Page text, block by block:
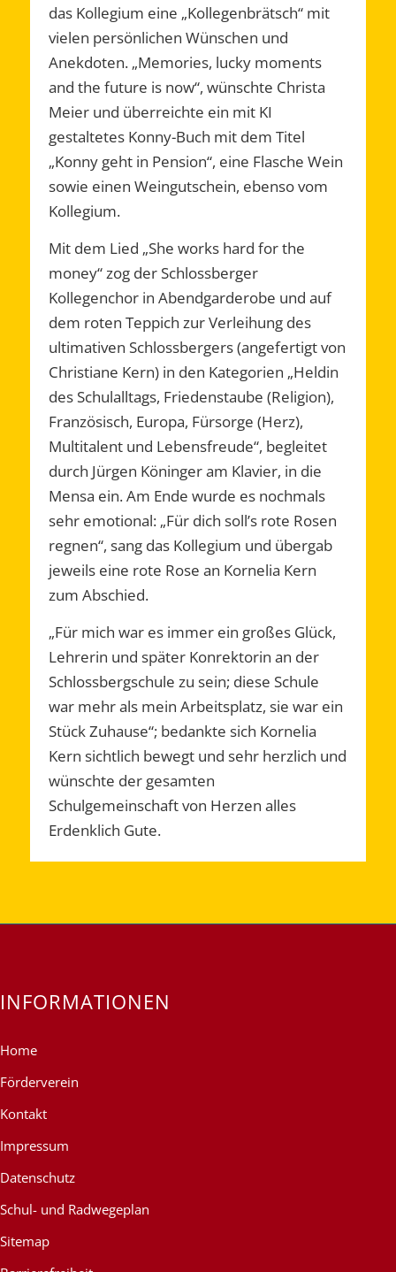
das Kollegium eine „Kollegenbrätsch“ mit
vielen persönlichen Wünschen und
Anekdoten. „Memories, lucky moments
and the future is now“, wünschte Christa
Meier und überreichte ein mit KI
gestaltetes Konny-Buch mit dem Titel
„Konny geht in Pension“, eine Flasche Wein
sowie einen Weingutschein, ebenso vom
Kollegium.
Mit dem Lied „She works hard for the
money“ zog der Schlossberger
Kollegenchor in Abendgarderobe und auf
dem roten Teppich zur Verleihung des
ultimativen Schlossbergers (angefertigt von
Christiane Kern) in den Kategorien „Heldin
des Schulalltags, Friedenstaube (Religion),
Französisch, Europa, Fürsorge (Herz),
Multitalent und Lebensfreude“, begleitet
durch Jürgen Köninger am Klavier, in die
Mensa ein. Am Ende wurde es nochmals
sehr emotional: „Für dich soll’s rote Rosen
regnen“, sang das Kollegium und übergab
jeweils eine rote Rose an Kornelia Kern
zum Abschied.
„Für mich war es immer ein großes Glück,
Lehrerin und später Konrektorin an der
Schlossbergschule zu sein; diese Schule
war mehr als mein Arbeitsplatz, sie war ein
Stück Zuhause“; bedankte sich Kornelia
Kern sichtlich bewegt und sehr herzlich und
wünschte der gesamten
Schulgemeinschaft von Herzen alles
Erdenklich Gute.
INFORMATIONEN
Home
Förderverein
Kontakt
Impressum
Datenschutz
Schul- und Radwegeplan
Sitemap